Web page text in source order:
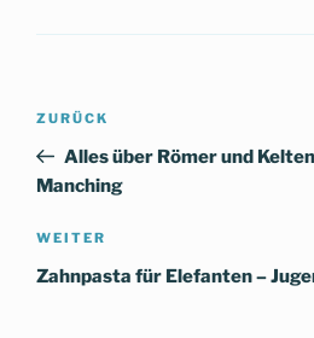
Beitragsnavigation
Vorheriger
Beitrag
ZURÜCK
Alles über Römer und
Manching
Nächster
Beitrag
WEITER
Zahnpasta für Elefanten –